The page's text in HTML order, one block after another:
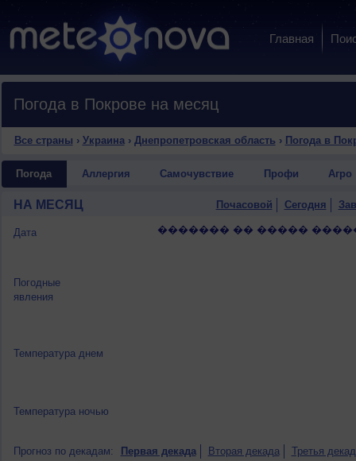
Главная
Погода в Покрове на месяц
Все страны › Украина› Днепропетровская область › Погода в
Погода Аллергия Самочувствие Профи Агро
НА МЕСЯЦ Почасовой Сегодня
Дата
Погодные
явления
Температура днем
Температура ночью
������� �� �����
Прогноз по декадам: Первая декада Вторая декада Третья